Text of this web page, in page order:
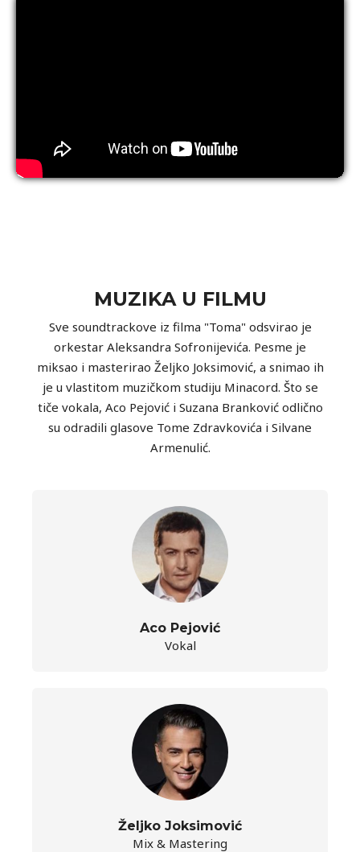
MUZIKA U FILMU
Sve soundtrackove iz filma "Toma" odsvirao je
orkestar Aleksandra Sofronijevića. Pesme je
miksao i masterirao Željko Joksimović, a snimao ih
je u vlastitom muzičkom studiju Minacord. Što se
tiče vokala, Aco Pejović i Suzana Branković odlično
su odradili glasove Tome Zdravkovića i Silvane
Armenulić.
Aco Pejović
Vokal
Željko Joksimović
Mix & Mastering